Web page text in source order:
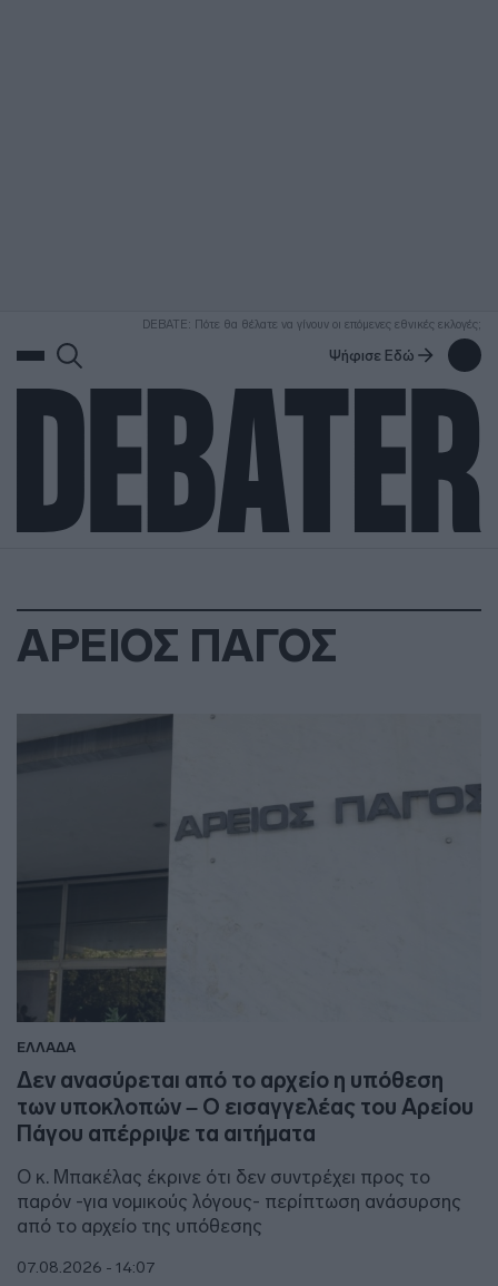
DEBATE: Πότε θα θέλατε να γίνουν οι επόμενες εθνικές εκλογές;
Ψήφισε Εδώ
ΑΡΕΙΟΣ ΠΑΓΟΣ
ΕΛΛΑΔΑ
Δεν ανασύρεται από το αρχείο η υπόθεση
των υποκλοπών – Ο εισαγγελέας του Αρείου
Πάγου απέρριψε τα αιτήματα
Ο κ. Μπακέλας έκρινε ότι δεν συντρέχει προς το
παρόν -για νομικούς λόγους- περίπτωση ανάσυρσης
από το αρχείο της υπόθεσης
07.08.2026 - 14:07